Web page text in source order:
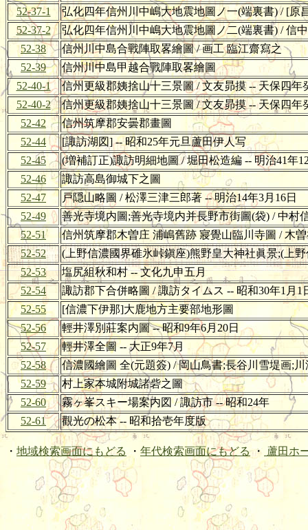
52-37-1
弘化四年信州川中嶋大地震地圖ノ一(端裏書) / [原
52-37-2
弘化四年信州川中嶋大地震地圖ノ二(端裏書) / 信
52-38
信州川中島合戰陣取畧繪圖 / 画工 臨江齋寫之
52-39
信州川中島甲越合戰陣取畧繪圖
52-40-1
信州更級郡姨捨山十三景圖 / 文友昴摸 -- 天保四年
52-40-2
信州更級郡姨捨山十三景圖 / 文友昴摸 -- 天保四年
52-42
信州筑摩郡安曇郡畫圖
52-44
[諏訪湖図] -- 昭和25年元旦蘆田伊人写
52-45
(増補訂正)諏訪明細地圖 / 堀田松造編 -- 明治41年
52-46
諏訪高島御城下之圖
52-47
戸隠山略圖 / 松澤三津三郎著 -- 明治14年3月16日
52-49
善光寺境内圖;善光寺境内并長野市街圖(袋) / 中村
52-51
信州筑摩郡木曽庄 浦嶋舊跡 寢覺山臨川寺圖 / 木
52-52
(上野信濃國界碓氷峠鎭座)熊野皇大神社眞景;(上
52-53
塩尻組秋和村 -- 文化九申五月
52-54
諏訪郡下合併略圖 / 諏訪タイムス -- 昭和30年1月1
52-55
[信濃下伊那]大鹿地方主要部地形圖
52-56
輕井澤別莊案内圖 -- 昭和9年6月20日
52-57
輕井澤全圖 -- 大正9年7月
52-58
信濃國繪圖 全(元題簽) / 岡山鳥書;長谷川雪堤画;
52-59
村上家本城附城諸砦之圖
52-60
霧ヶ峯スキー場案内図 / 諏訪市 -- 昭和24年
52-61
觀光の松本 -- 昭和拾壱年度版
・ 地域検索画面にもどる ・ 年代検索画面にもどる・ 蘆田ホ